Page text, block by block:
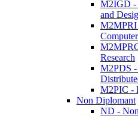
M2IGD -
and
M2MPRI
Research
M2PDS -
M2PIC -
Non Diplomant
ND -